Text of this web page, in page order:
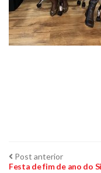
Navegação
Post anteriorPost
anterior:
Festa de fim de ano do